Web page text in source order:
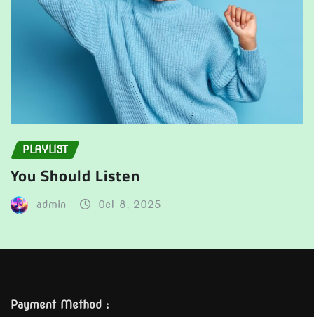
PLAYLIST
You Should Listen
admin Oct 8, 2025
Payment Method :